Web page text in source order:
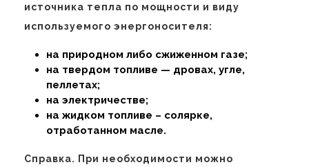
источника тепла по мощности и виду
используемого энергоносителя:
на природном либо сжиженном газе;
на твердом топливе — дровах, угле,
пеллетах;
на электричестве;
на жидком топливе – солярке,
отработанном масле.
Справка. При необходимости можно